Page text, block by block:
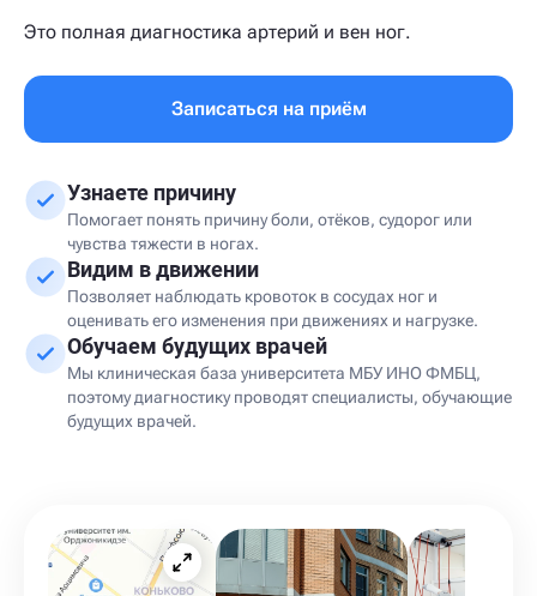
Это полная диагностика артерий и вен ног.
Записаться на приём
Узнаете причину
Помогает понять причину боли, отёков, судорог или
чувства тяжести в ногах.
Видим в движении
Позволяет наблюдать кровоток в сосудах ног и
оценивать его изменения при движениях и нагрузке.
Обучаем будущих врачей
Мы клиническая база университета МБУ ИНО ФМБЦ,
поэтому диагностику проводят специалисты, обучающие
будущих врачей.